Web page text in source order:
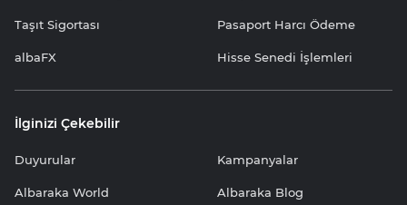
Taşıt Sigortası Pasaport Harcı Ödeme
albaFX Hisse Senedi İşlemleri
İlginizi Çekebilir
Duyurular Kampanyalar
Albaraka World
Albaraka Blog